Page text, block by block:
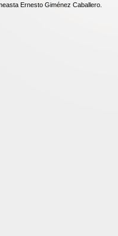
Ernesto Giménez Caballero.